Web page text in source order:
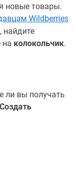
новые товары.
Wildberries
, найдите
на колокольчик.
ли вы получать
Создать